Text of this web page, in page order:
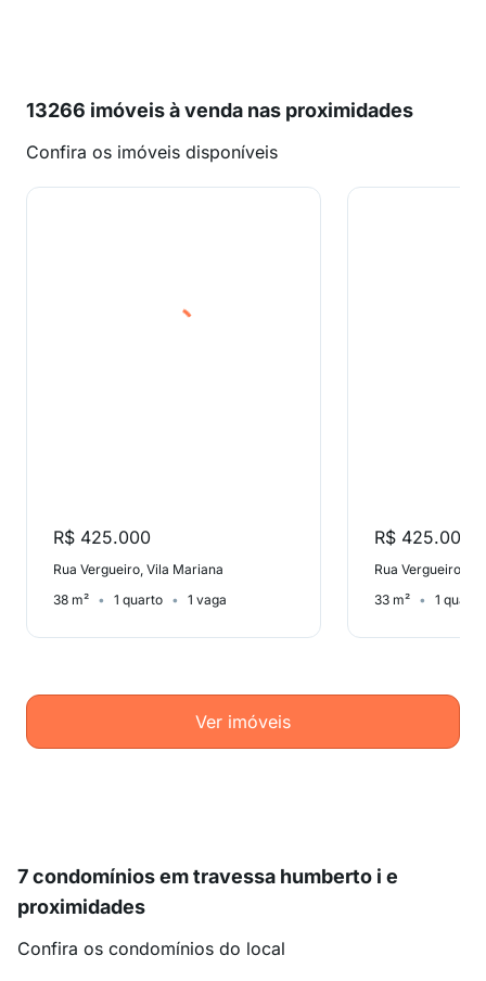
13266 imóveis à venda nas proximidades
Confira os imóveis disponíveis
R$ 425.000
Rua Vergueiro, Vila Mariana
38 m²
1 quarto 1 vaga
R$ 425.000
Rua Vergueiro,
33 m²
1 quarto
Ver imóveis
7 condomínios em travessa humberto i e
proximidades
Confira os condomínios do local